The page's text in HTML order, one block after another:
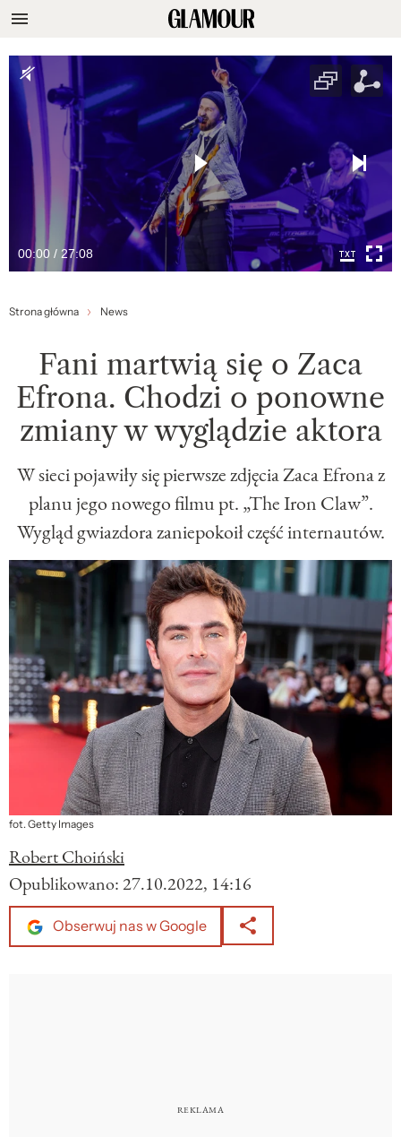
00:00 / 27:08
Strona główna News
Fani martwią się o Zaca
Efrona. Chodzi o ponowne
zmiany w wyglądzie aktora
W sieci pojawiły się pierwsze zdjęcia Zaca Efrona z
planu jego nowego filmu pt. „The Iron Claw”.
Wygląd gwiazdora zaniepokoił część internautów.
fot. Getty Images
Robert Choiński
Opublikowano:27.10.2022, 14:16
Obserwuj nas w Google